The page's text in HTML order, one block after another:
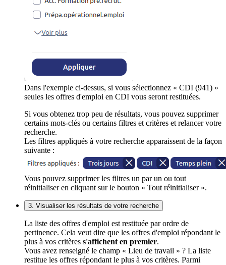
Dans l'exemple ci-dessus, si vous sélectionnez « CDI (941) »
seules les offres d'emploi en CDI vous seront restituées.
Si vous obtenez trop peu de résultats, vous pouvez supprimer
certains mots-clés ou certains filtres et critères et relancer votre
recherche.
Les filtres appliqués à votre recherche apparaissent de la façon
suivante :
Vous pouvez supprimer les filtres un par un ou tout
réinitialiser en cliquant sur le bouton « Tout réinitialiser ».
3. Visualiser les résultats de votre recherche
La liste des offres d'emploi est restituée par ordre de
pertinence. Cela veut dire que les offres d'emploi répondant le
plus à vos critères s'affichent en premier.
Vous avez renseigné le champ « Lieu de travail » ? La liste
restitue les offres répondant le plus à vos critères. Parmi